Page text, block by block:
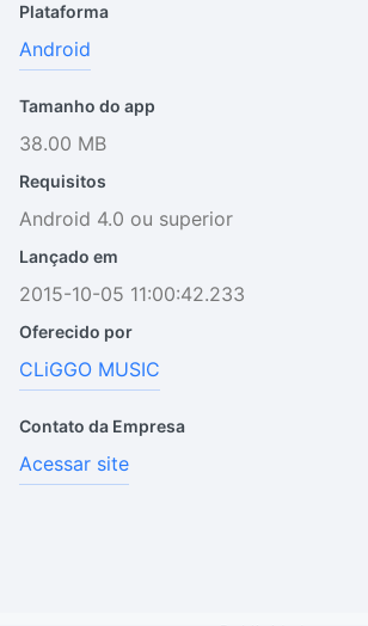
Plataforma
Android
Tamanho do app
38.00 MB
Requisitos
Android 4.0 ou superior
Lançado em
2015-10-05 11:00:42.233
Oferecido por
CLiGGO MUSIC
Contato da Empresa
Acessar site